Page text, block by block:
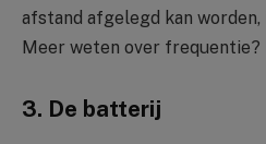
afstand afgelegd kan
Meer weten over frequentie?
3. De batterij